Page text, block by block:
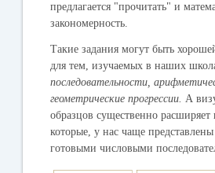
предлагается "прочитать" и
закономерность.
Такие задания могут быть
для тем, изучаемых в наших
последовательности,
геометрические прогрессии. А
образцов существенно расширяет
которые, у нас чаще
готовыми числовыми